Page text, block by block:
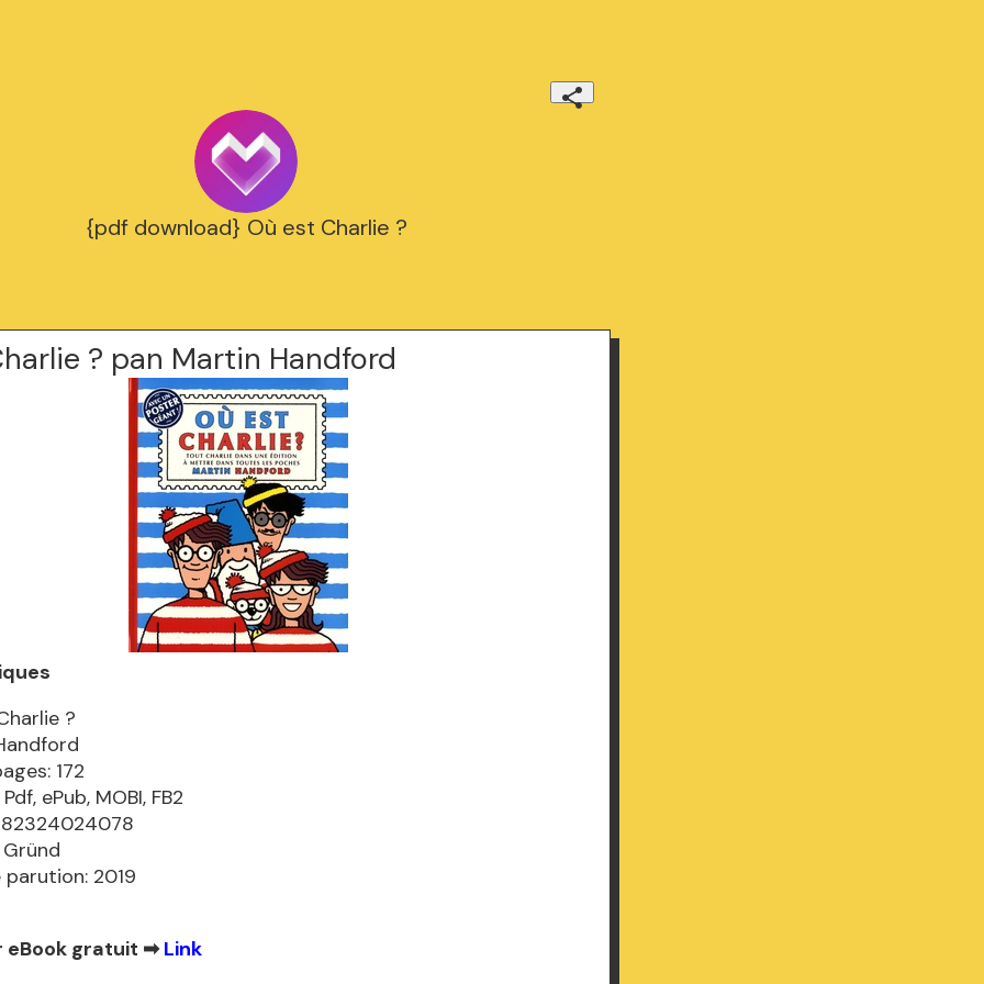
{pdf download} Où est Charlie ?
? pan Martin Handford
?
172
ePub, MOBI, FB2
2019
eBook gratuit ➡Link